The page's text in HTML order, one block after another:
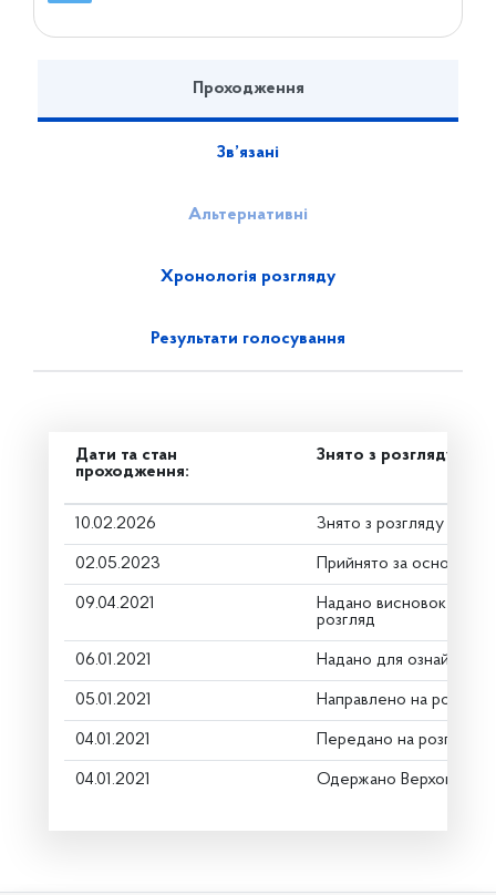
Проходження
Зв’язані
Альтернативні
Хронологія розгляду
Результати голосування
Дати та стан
проходження:
Знято з розгляду
10.02.2026 Знято з розгляду
02.05.2023 Прийнято за основу
09.04.2021
Надано висновок
розгляд
06.01.2021 Надано для
05.01.2021 Направлено на розгляд
04.01.2021 Передано на розгляд
04.01.2021 Одержано Верховною